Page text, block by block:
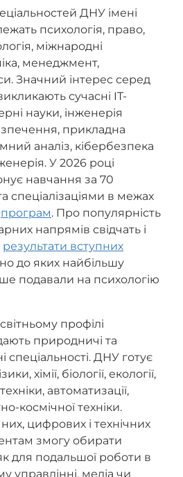
ДНУ імені
психологія, право,
міжнародні
менеджмент,
Значний інтерес серед
сучасні IT-
науки, інженерія
прикладна
аналіз, кібербезпека
У 2026 році
навчання за 70
спеціалізаціями в межах
програм. Про популярність
напрямів свідчать і
результати вступних
до яких найбільшу
подавали на психологію
профілі
природничі та
спеціальності. ДНУ готує
хімії, біології, екології,
автоматизації,
космічної техніки.
цифрових і технічних
змогу обирати
для подальшої роботи в
управлінні, медіа чи